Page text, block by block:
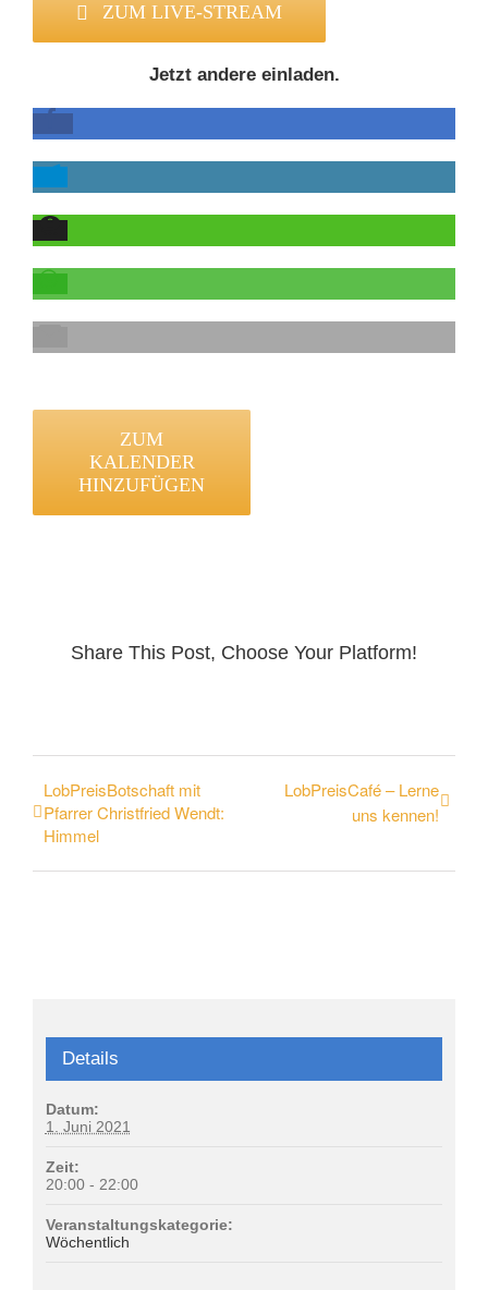
ZUM LIVE-STREAM
Jetzt andere einladen.
ZUM
KALENDER
HINZUFÜGEN
Share This Post, Choose Your Platform!
LobPreisBotschaft mit
Pfarrer Christfried Wendt:
Himmel
LobPreisCafé – Lerne
uns kennen!
Details
Datum:
1. Juni 2021
Zeit:
20:00 - 22:00
Veranstaltungskategorie:
Wöchentlich